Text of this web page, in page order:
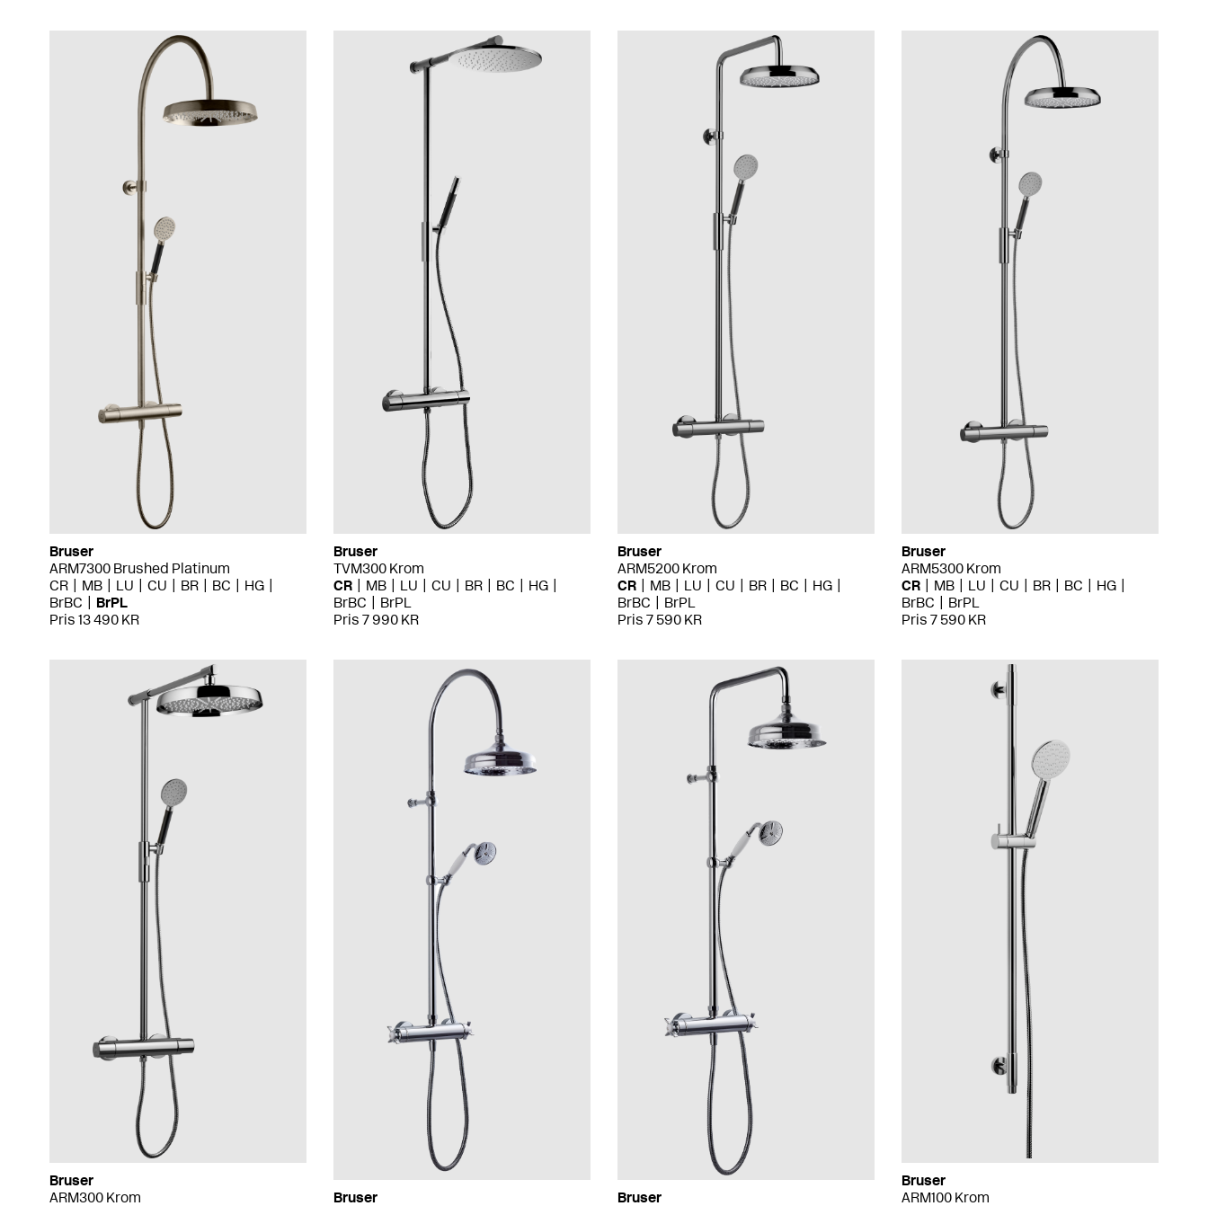
Bruser
ARM7300 Brushed Platinum
CR
MB LU CU BR BC
HG
BrBC
BrPL
Pris 13 490 KR
Bruser
TVM300 Krom
CR
MB LU CU BR BC
HG
BrBC
BrPL
Pris 7 990 KR
Bruser
ARM5200 Krom
CR
MB LU CU BR BC
HG
BrBC
BrPL
Pris 7 590 KR
Bruser
ARM5300 Krom
CR
MB LU CU BR BC
HG
BrBC
BrPL
Pris 7 590 KR
Bruser
ARM300 Krom
Bruser Bruser
Bruser
ARM100 Krom